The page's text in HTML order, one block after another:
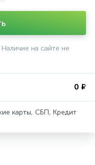
на сайте не
0 ₽
карты, СБП, Кредит